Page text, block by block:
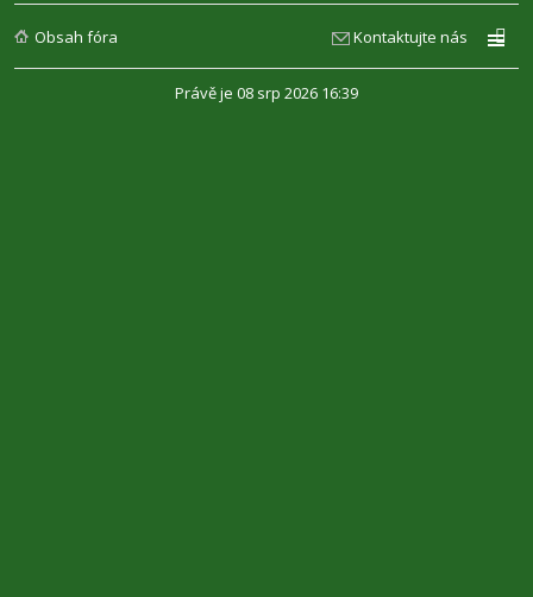
Obsah fóra Kontaktujte nás
Právě je 08 srp 2026 16:39